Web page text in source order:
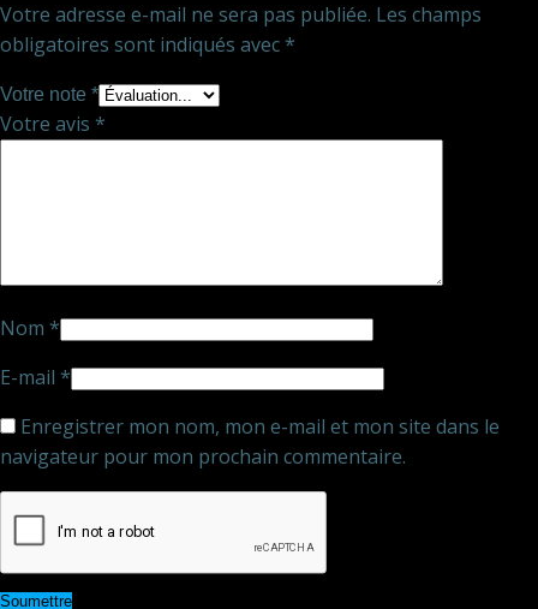
Votre adresse e-mail ne sera pas publiée. Les champs
obligatoires sont indiqués avec *
Votre note *
Votre avis *
Nom *
E-mail *
Enregistrer mon nom, mon e-mail et mon site dans le
navigateur pour mon prochain commentaire.